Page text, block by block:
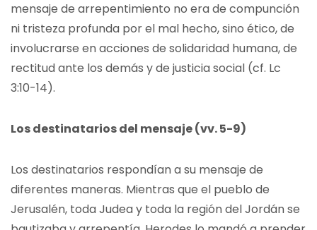
mensaje de arrepentimiento no era de compunción
ni tristeza profunda por el mal hecho, sino ético, de
involucrarse en acciones de solidaridad humana, de
rectitud ante los demás y de justicia social (cf. Lc
3:10-14).
Los destinatarios del mensaje (vv. 5-9)
Los destinatarios respondían a su mensaje de
diferentes maneras. Mientras que el pueblo de
Jerusalén, toda Judea y toda la región del Jordán se